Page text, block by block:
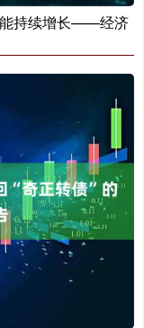
能持续增长——经济